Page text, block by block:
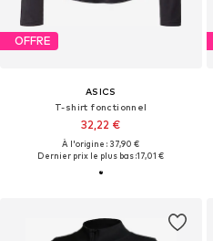
OFFRE
ASICS
T-shirt fonctionnel
32,22 €
À l'origine : 37,90 €
Dernier prix le plus bas :17,01 €